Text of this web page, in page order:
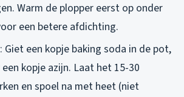
Warm de plopper eerst op onder
een betere afdichting.
: Giet een kopje baking soda in de pot,
kopje azijn. Laat het 15-30
en spoel na met heet (niet